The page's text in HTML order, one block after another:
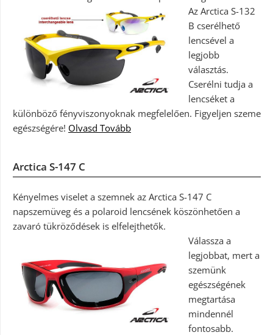
Az Arctica S-132
B cserélhető
lencsével a
legjobb
választás.
Cserélni tudja a
lencséket a
különböző fényviszonyoknak megfelelően. Figyeljen szeme
egészségére! Olvasd Tovább
Arctica S-147 C
Kényelmes viselet a szemnek az Arctica S-147 C
napszemüveg és a polaroid lencsének köszönhetően a
zavaró tükröződések is elfelejthetők.
Válassza a
legjobbat, mert a
szemünk
egészségének
megtartása
mindennél
fontosabb.